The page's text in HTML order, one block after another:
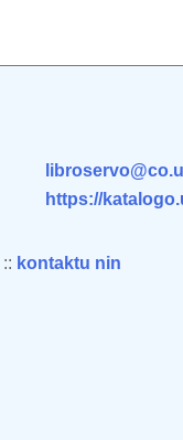
https://
:: kontaktu nin